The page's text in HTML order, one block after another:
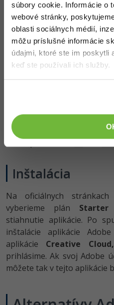
súbory cookie. Informácie o
webové stránky,
oblasti sociálnych médií,
môžu príslušné informácie
údajmi, ktoré ste im poskytli
keď ste používali ich služby.
Pre bezproblémový beh
spĺňať aspoň
požiadavky:
Viacjadrový procesor
GHz alebo vyššou
Displej s minimálnym
Podpora Direct DDI
Inštalácia
Na oficiálnych
vyberieme plán Starter
stiahnutie aplikácie. Po
inštalácie aplikácie
aplikácie Creative Cloud,
prihlásime. Ak svoj Adobe
môžete tak v tejto aplikácie